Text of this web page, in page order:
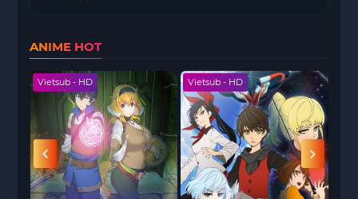
chăm sóc cho em trai trong khi bố mẹ cô đi làm,
học tập.
Dù có vẻ ngoài hoàn hảo, nhưng Hori không thể
hiện bản thân thật sự trước mặt bạn bè. Cuộc
sống của cô thay đổi khi cô gặp Izumi Miyamura,
một cậu học sinh có vẻ ngoài lạnh lùng và ít nói,
nhưng ẩn chứa một tính cách hoàn toàn khác
ANIME HOT
Vietsub - HD Vietsub - HD